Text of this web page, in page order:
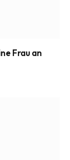
Frau an